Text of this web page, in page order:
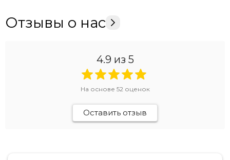
Отзывы о нас
4.9 из 5
На основе 52 оценок
Оставить отзыв